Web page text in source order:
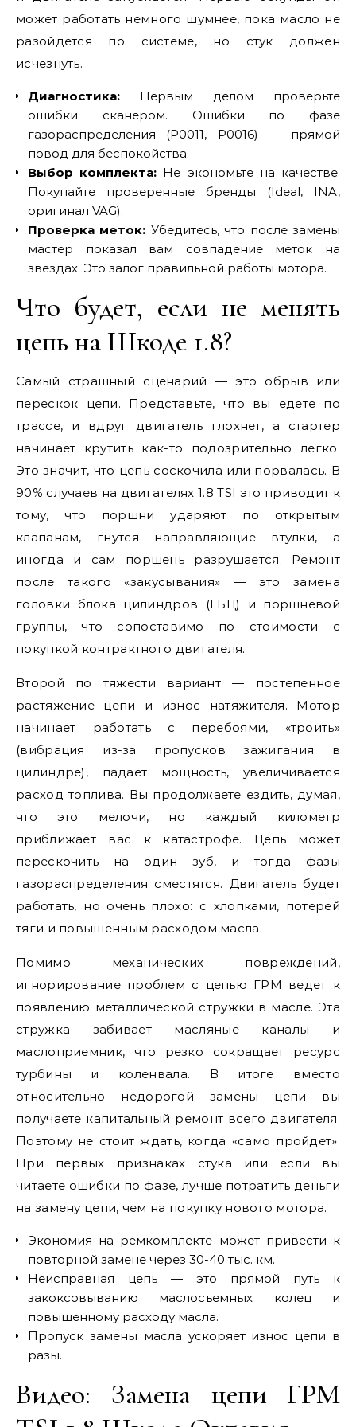
может работать немного шумнее, пока масло не
разойдется по системе, но стук должен
исчезнуть.
Диагностика: Первым делом проверьте
ошибки сканером. Ошибки по фазе
газораспределения (P0011, P0016) — прямой
повод для беспокойства.
Выбор комплекта: Не экономьте на качестве.
Покупайте проверенные бренды (Ideal, INA,
оригинал VAG).
Проверка меток: Убедитесь, что после замены
мастер показал вам совпадение меток на
звездах. Это залог правильной работы мотора.
Что будет, если не менять
цепь на Шкоде 1.8?
Самый страшный сценарий — это обрыв или
перескок цепи. Представьте, что вы едете по
трассе, и вдруг двигатель глохнет, а стартер
начинает крутить как-то подозрительно легко.
Это значит, что цепь соскочила или порвалась. В
90% случаев на двигателях 1.8 TSI это приводит к
тому, что поршни ударяют по открытым
клапанам, гнутся направляющие втулки, а
иногда и сам поршень разрушается. Ремонт
после такого «закусывания» — это замена
головки блока цилиндров (ГБЦ) и поршневой
группы, что сопоставимо по стоимости с
покупкой контрактного двигателя.
Второй по тяжести вариант — постепенное
растяжение цепи и износ натяжителя. Мотор
начинает работать с перебоями, «троить»
(вибрация из-за пропусков зажигания в
цилиндре), падает мощность, увеличивается
расход топлива. Вы продолжаете ездить, думая,
что это мелочи, но каждый километр
приближает вас к катастрофе. Цепь может
перескочить на один зуб, и тогда фазы
газораспределения сместятся. Двигатель будет
работать, но очень плохо: с хлопками, потерей
тяги и повышенным расходом масла.
Помимо механических повреждений,
игнорирование проблем с цепью ГРМ ведет к
появлению металлической стружки в масле. Эта
стружка забивает масляные каналы и
маслоприемник, что резко сокращает ресурс
турбины и коленвала. В итоге вместо
относительно недорогой замены цепи вы
получаете капитальный ремонт всего двигателя.
Поэтому не стоит ждать, когда «само пройдет».
При первых признаках стука или если вы
читаете ошибки по фазе, лучше потратить деньги
на замену цепи, чем на покупку нового мотора.
Экономия на ремкомплекте может привести к
повторной замене через 30-40 тыс. км.
Неисправная цепь — это прямой путь к
закоксовыванию маслосъемных колец и
повышенному расходу масла.
Пропуск замены масла ускоряет износ цепи в
разы.
Видео: Замена цепи ГРМ